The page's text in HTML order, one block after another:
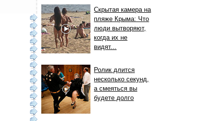
Скрытая камера на
пляже Крыма: Что
люди вытворяют,
когда их не
видят...
Ролик длится
несколько секунд,
а смеяться вы
будете долго